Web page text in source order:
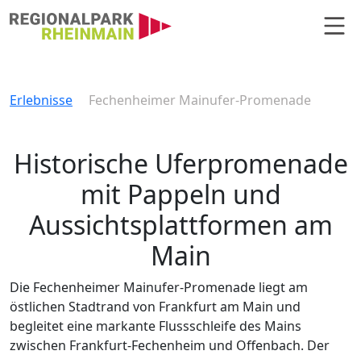
Hauptnavigation
Erlebnisse Fechenheimer Mainufer-Promenade
Historische Uferpromenade
mit Pappeln und
Aussichtsplattformen am
Main
Die Fechenheimer Mainufer-Promenade liegt am
östlichen Stadtrand von Frankfurt am Main und
begleitet eine markante Flussschleife des Mains
zwischen Frankfurt-Fechenheim und Offenbach. Der